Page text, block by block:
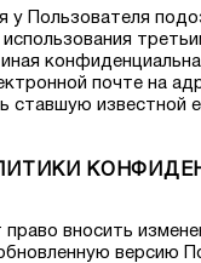
у Пользователя
почте на
ставшую
право вносить
версию